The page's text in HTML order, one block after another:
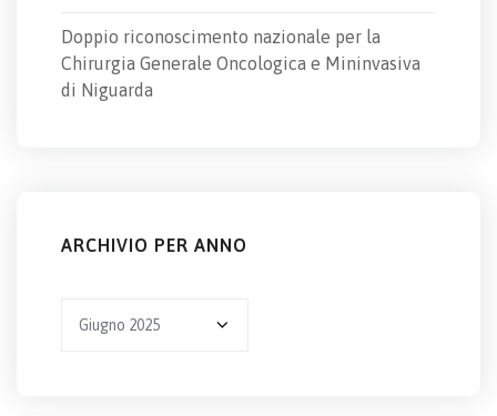
Doppio riconoscimento nazionale per la
Chirurgia Generale Oncologica e Mininvasiva
di Niguarda
ARCHIVIO PER ANNO
per